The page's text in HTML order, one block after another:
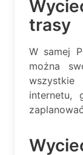
trasy
W samej
można
internetu,